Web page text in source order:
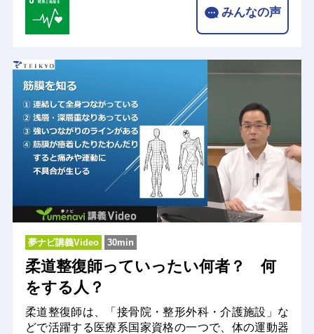
みんなの声
夢ナビ講義Video 30min
柔道整復師っていったい何者？ 何
をする人？
柔道整復師は、「接骨院・整形外科・介護施設」な
どで活躍する医療系国家資格の一つで、体の運動器